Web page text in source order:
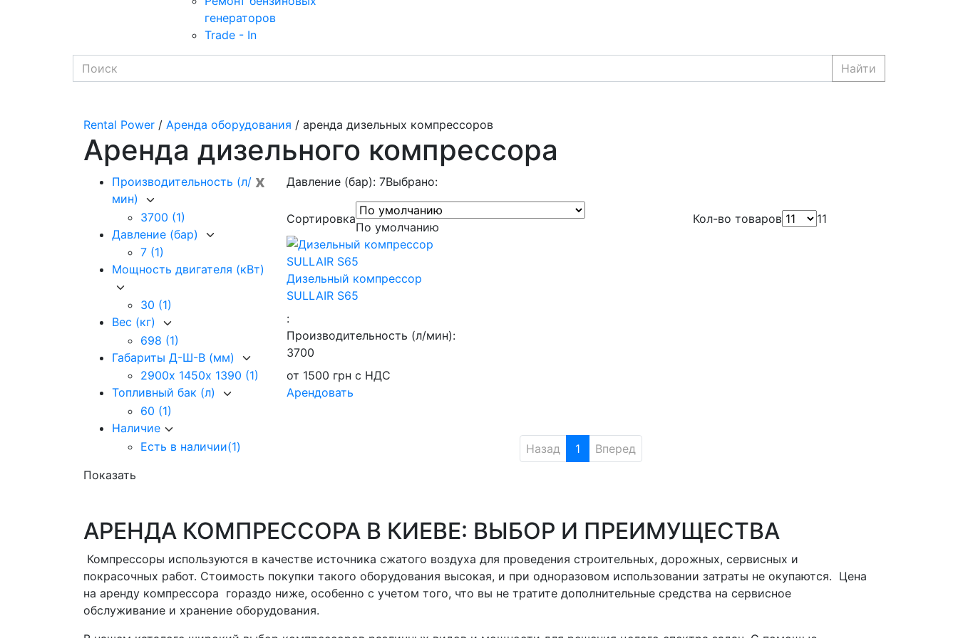
генераторов
Trade - In
Найти
Rental Power / Аренда оборудования / аренда дизельных компрессоров
Аренда дизельного компрессора
x
Производительность (л/
мин)
3700 (1)
Давление (бар)
7 (1)
Мощность двигателя (кВт)
30 (1)
Вес (кг)
698 (1)
Габариты Д-Ш-В (мм)
2900х 1450х 1390 (1)
Топливный бак (л)
60 (1)
Наличие
Есть в наличии(1)
Показать
Давление (бар): 7Выбрано:
Сортировка
По умолчанию
Кол-во товаров 11
Дизельный компрессор
SULLAIR S65
:
Производительность (л/мин):
3700
от 1500 грн с НДС
Арендовать
Назад 1 Вперед
АРЕНДА КОМПРЕССОРА В КИЕВЕ: ВЫБОР И ПРЕИМУЩЕСТВА
Компрессоры используются в качестве источника сжатого воздуха для проведения строительных, дорожных, сервисных и
покрасочных работ. Стоимость покупки такого оборудования высокая, и при одноразовом использовании затраты не окупаются. Цена
на аренду компрессора гораздо ниже, особенно с учетом того, что вы не тратите дополнительные средства на сервисное
обслуживание и хранение оборудования.